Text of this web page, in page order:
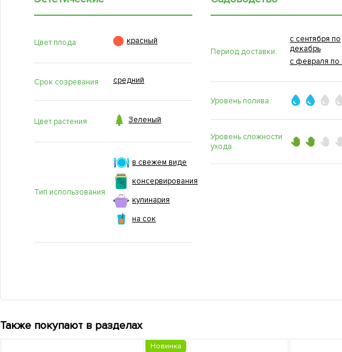
Цвет плода  красный
Срок созревания средний
Цвет растения  Зеленый
Тип использования
в свежем виде
консервирования
кулинария
на сок
Период доставки
с сентября по
декабрь
с февраля по
Уровень полива
Уровень сложности
ухода
Также покупают в разделах
Новинка